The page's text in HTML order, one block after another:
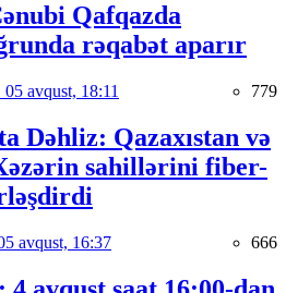
Qafqazda
rəqabət aparır
05 avqust, 18:11 779
Dəhliz: Qazaxıstan və
sahillərini fiber-
avqust, 16:37 666